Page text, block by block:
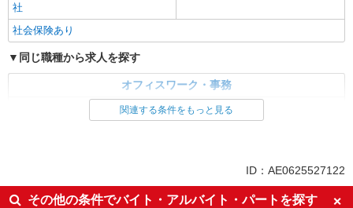
社
社会保険あり
同じ職種から求人を探す
オフィスワーク・事務
上場企業・上場企業のグループ会
社
車通勤OK
関連する条件をもっと見る
ID：AE0625527122
その他の条件でバイト・アルバイト・パートを探す